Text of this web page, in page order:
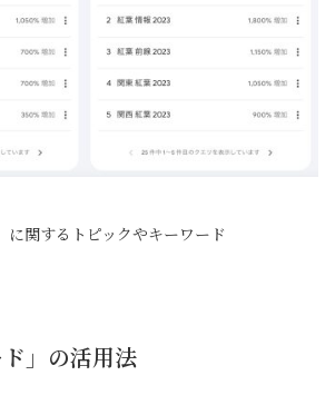
に関するトピックやキーワード
ド」の活用法